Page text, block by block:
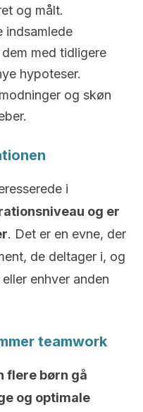
og målt.
indsamlede
med tidligere
hypoteser.
og skøn
i
og er
. Det er en evne, der
de deltager i, og
enhver anden
teamwork
flere børn gå
og optimale